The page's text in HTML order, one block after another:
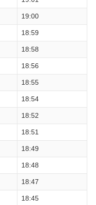
19:00
18:59
18:58
18:56
18:55
18:54
18:52
18:51
18:49
18:48
18:47
18:45